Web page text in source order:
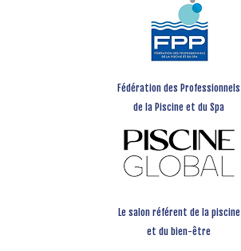
Fédération des Professionnels
de la Piscine et du Spa
Le salon référent de la piscine
et du bien-être